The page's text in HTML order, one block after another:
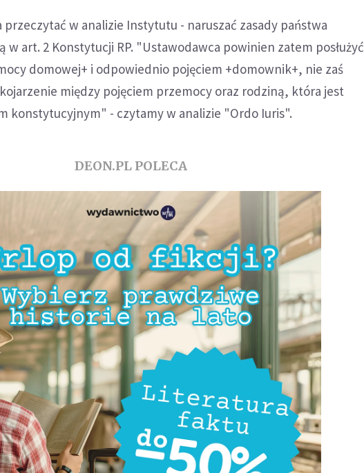
przeczytać w analizie Instytutu - naruszać zasady państwa
w art. 2 Konstytucji RP. "Ustawodawca powinien zatem posłużyć
domowej+ i odpowiednio pojęciem +domownik+, nie zaś
między pojęciem przemocy oraz rodziną, która jest
konstytucyjnym" - czytamy w analizie "Ordo Iuris".
DEON.PL POLECA